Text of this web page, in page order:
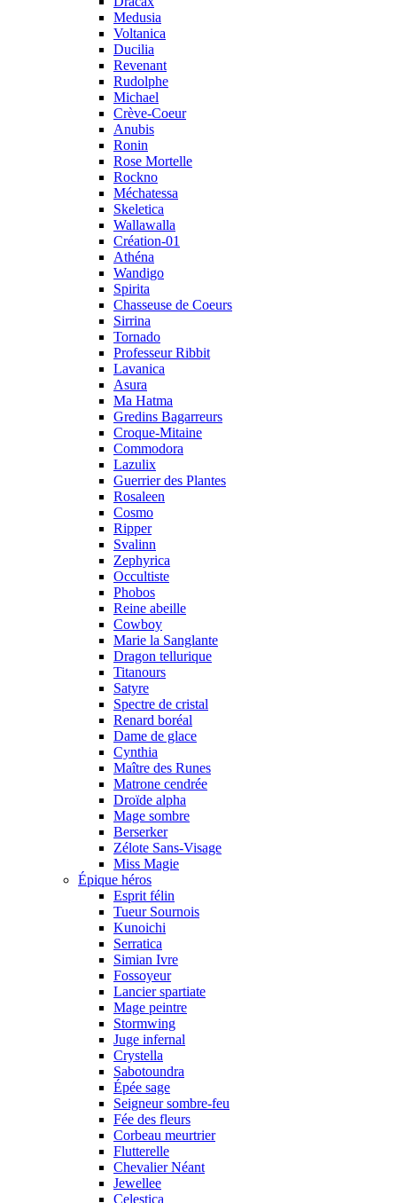
Medusia
Voltanica
Ducilia
Revenant
Rudolphe
Michael
Crève-Coeur
Anubis
Ronin
Rose Mortelle
Rockno
Méchatessa
Skeletica
Wallawalla
Création-01
Athéna
Wandigo
Spirita
Chasseuse de Coeurs
Sirrina
Tornado
Professeur Ribbit
Lavanica
Asura
Ma Hatma
Gredins Bagarreurs
Croque-Mitaine
Commodora
Lazulix
Guerrier des Plantes
Rosaleen
Cosmo
Ripper
Svalinn
Zephyrica
Occultiste
Phobos
Reine abeille
Cowboy
Marie la Sanglante
Dragon tellurique
Titanours
Satyre
Spectre de cristal
Renard boréal
Dame de glace
Cynthia
Maître des Runes
Matrone cendrée
Droïde alpha
Mage sombre
Berserker
Zélote Sans-Visage
Miss Magie
Épique héros
Esprit félin
Tueur Sournois
Kunoichi
Serratica
Simian Ivre
Fossoyeur
Lancier spartiate
Mage peintre
Stormwing
Juge infernal
Crystella
Sabotoundra
Épée sage
Seigneur sombre-feu
Fée des fleurs
Corbeau meurtrier
Flutterelle
Chevalier Néant
Jewellee
Celestica